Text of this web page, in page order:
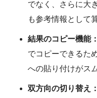
でなく、さらに大
も参考情報として
結果のコピー機能：
でコピーできるた
への貼り付けがス
双方向の切り替え：